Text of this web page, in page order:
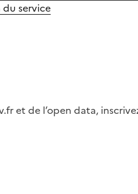
service
et de l’open data,